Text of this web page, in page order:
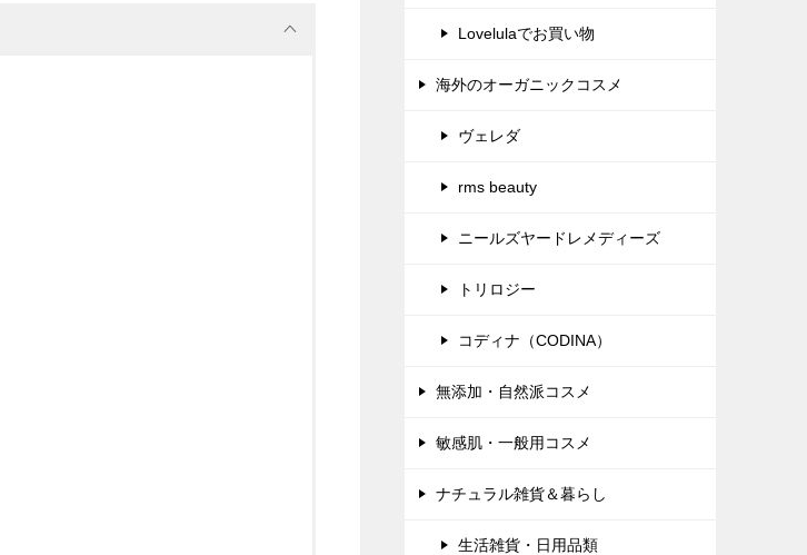
Lovelulaでお買い物
海外のオーガニックコスメ
ヴェレダ
rms beauty
ニールズヤードレメディーズ
トリロジー
コディナ（CODINA）
無添加・自然派コスメ
敏感肌・一般用コスメ
ナチュラル雑貨＆暮らし
生活雑貨・日用品類